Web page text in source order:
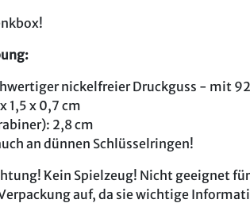
nickelfreier Druckguss - mit
1,5 x 0,7 cm
2,8 cm
an dünnen Schlüsselringen!
Kein Spielzeug! Nicht geeignet
auf, da sie wichtige